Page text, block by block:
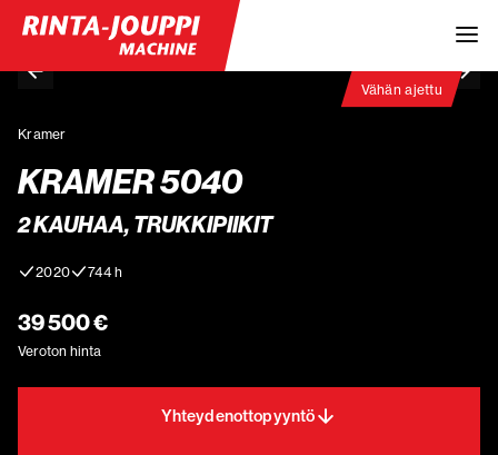
Vähän ajettu
Kramer
KRAMER 5040
2 KAUHAA, TRUKKIPIIKIT
2020 744 h
39 500 €
Veroton hinta
Yhteydenottopyyntö